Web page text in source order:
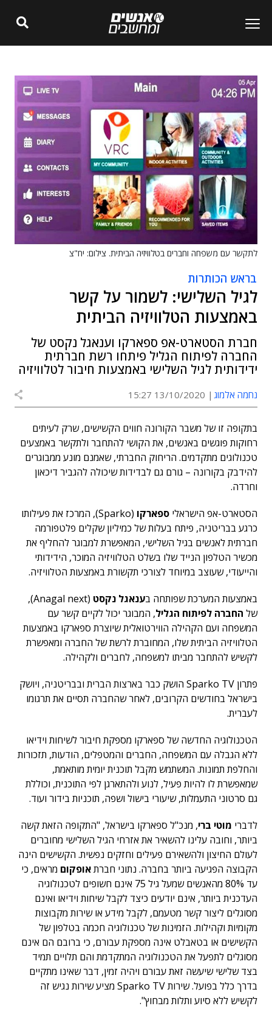
לתקשר עם משפחה וחברים בטלוויזיה הביתית. צילום: יח"צ
בראש הכותרות
לגיל השלישי: לשמור על קשר
באמצעות הטלוויזיה הביתית
חברת הסטארט-אפ ספארקו וענאגל נקסט של
החברה לפיתוח הגליל פיתחו רשת חברתית
ידידותית לגיל השלישי באמצעות חיבור לטלוויזיה
נחמה אלמוג 13/10/2020 15:27
בתקופה זו של משבר הקורונה חווים הקשישים, שרק לעיתים
רחוקות פוגשים באנשים, את הקושי להתחבר ולתקשר באמצעים
טכנולוגים מתקדמים. הריחוק החברתי, שאמנם מונע ממבוגרים
להידבק בקורונה – גורם גם לבדידות שיכולה להגביר דיכאון
וחרדה.
הסטארט-אפ הישראלי ספארקו
(Sparko), המרכז את פעילותו
כרגע בבריטניה, פיתח בעלות של כמיליון שקלים פלטפורמה
חברתית לאנשים בגיל השלישי, המאפשרת למבוגר להחליף את
מכשיר הטלפון הנייד שלו בשלט הטלוויזיה המוכר, הידידותי
והייעודי, שעוצב במיוחד לצורכי תקשורת באמצעות הטלוויזיה.
באמצעות המערכת שפותחה בענאגל נקסט
(Anagal next),
של החברה לפיתוח הגליל, המבוגר יכול לקיים קשר עם
המשפחה ועם הקהילה הווירטואלית שיוצרת ספארקו באמצעות
הטלוויזיה הביתית שלו, המחוברת לרשת של החברה ומאפשרת
לקשיש להתחבר מביתו למשפחה, לחברים ולקהילה.
פתרון Sparko TV הושק כבר בארצות הברית ובבריטניה, ויושק
בישראל בחודשים הקרובים, לאחר שהחברה תסיים את תרגומו
לעברית.
הטכנולוגיה החדשה של ספארקו מספקת חיבור לשיחות וידיאו
ללא הגבלה עם המשפחה, החברים והמטפלים, הודעות, תזכורות
והחלפת תמונות. המשתמש מקבל תוכנית יומית מותאמת,
שמאפשרת לו להיות פעיל, לנוע ולהתארגן לפי התוכנית, וכוללת
גם סרטוני התעמלות, שיעורי בישול ושפה, תוכניות בידור ועוד.
לדברי מוטי ברי, מנכ"ל ספארקו בישראל, "התקופה הזאת קשה
ביותר, וחובה עלינו להשאיר את אזרחי הגיל השלישי מחוברים
לעולם החיצון ולהשאירם פעילים וחזקים נפשית. הקשישים הינה
הקבוצה הפגיעה ביותר בחברה. נתוני חברתאופקום מראים, כי
עד 80% מהאנשים שמעל גיל 75 אינם חשופים לטכנולוגיה
העדכנית ביותר, אינם יודעים כיצד לקבל שיחות וידיאו ואינם
מסוגלים ליצור קשר מטעמם, לקבל מידע או שירות מקבוצות
מקומיות וקהילות. הזמינות של טכנולוגיה חכמה בטלפון של
הקשישים או בטאבלט אינה מספקת עבורם, כי ברובם הם אינם
מסוגלים לתפעל את הטכנולוגיה המתקדמת והם תלויים תמיד
בצד שלישי שיעשה זאת עבורם ויהיה זמין, דבר שאינו מתקיים
בדרך כלל בפועל. שירות Sparko TV מציע שירות נגיש זה
לקשיש ללא סיוע ותלות מבחוץ".